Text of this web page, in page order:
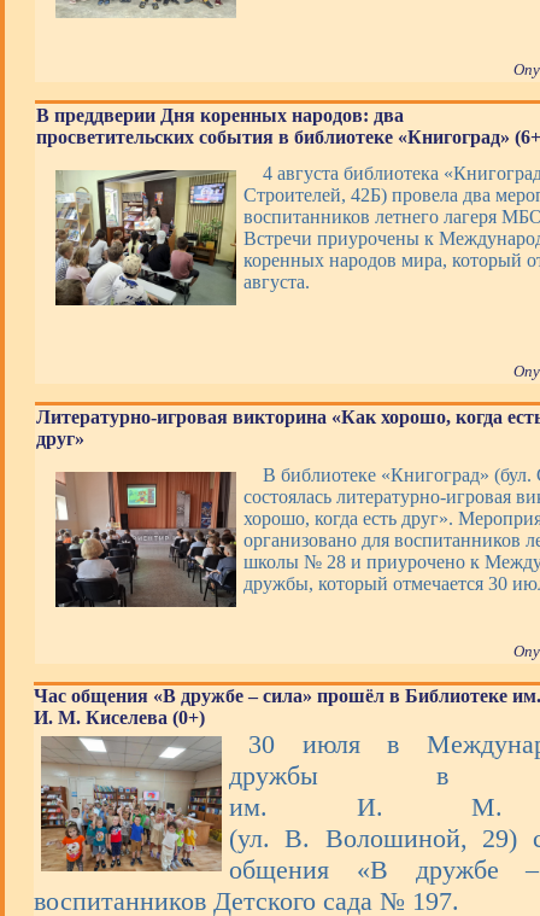
В преддверии Дня коренных народов: два
просветительских события в библиотеке «Книгоград»
4 августа библиотека
Строителей, 42Б) провела два
воспитанников летнего лагеря
Встречи приурочены к
коренных народов мира, который
августа.
Литературно-игровая викторина «Как хорошо, когда
друг»
В библиотеке «Книгоград» (бул.
состоялась литературно-игровая
хорошо, когда есть друг».
организовано для воспитанников
школы № 28 и приурочено к
дружбы, который отмечается 30
Час общения «В дружбе – сила» прошёл в Библиотеке им.
И. М. Киселева (0+)
30 июля в
дружбы в
им. И. М.
(ул. В. Волошиной, 29)
общения «В дружбе
воспитанников Детского сада № 197.